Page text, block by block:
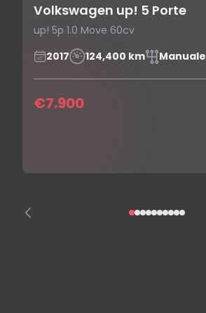
Volkswagen up! 5 Porte
up! 5p 1.0 Move 60cv
2017
124,400 km Manuale
€7.900